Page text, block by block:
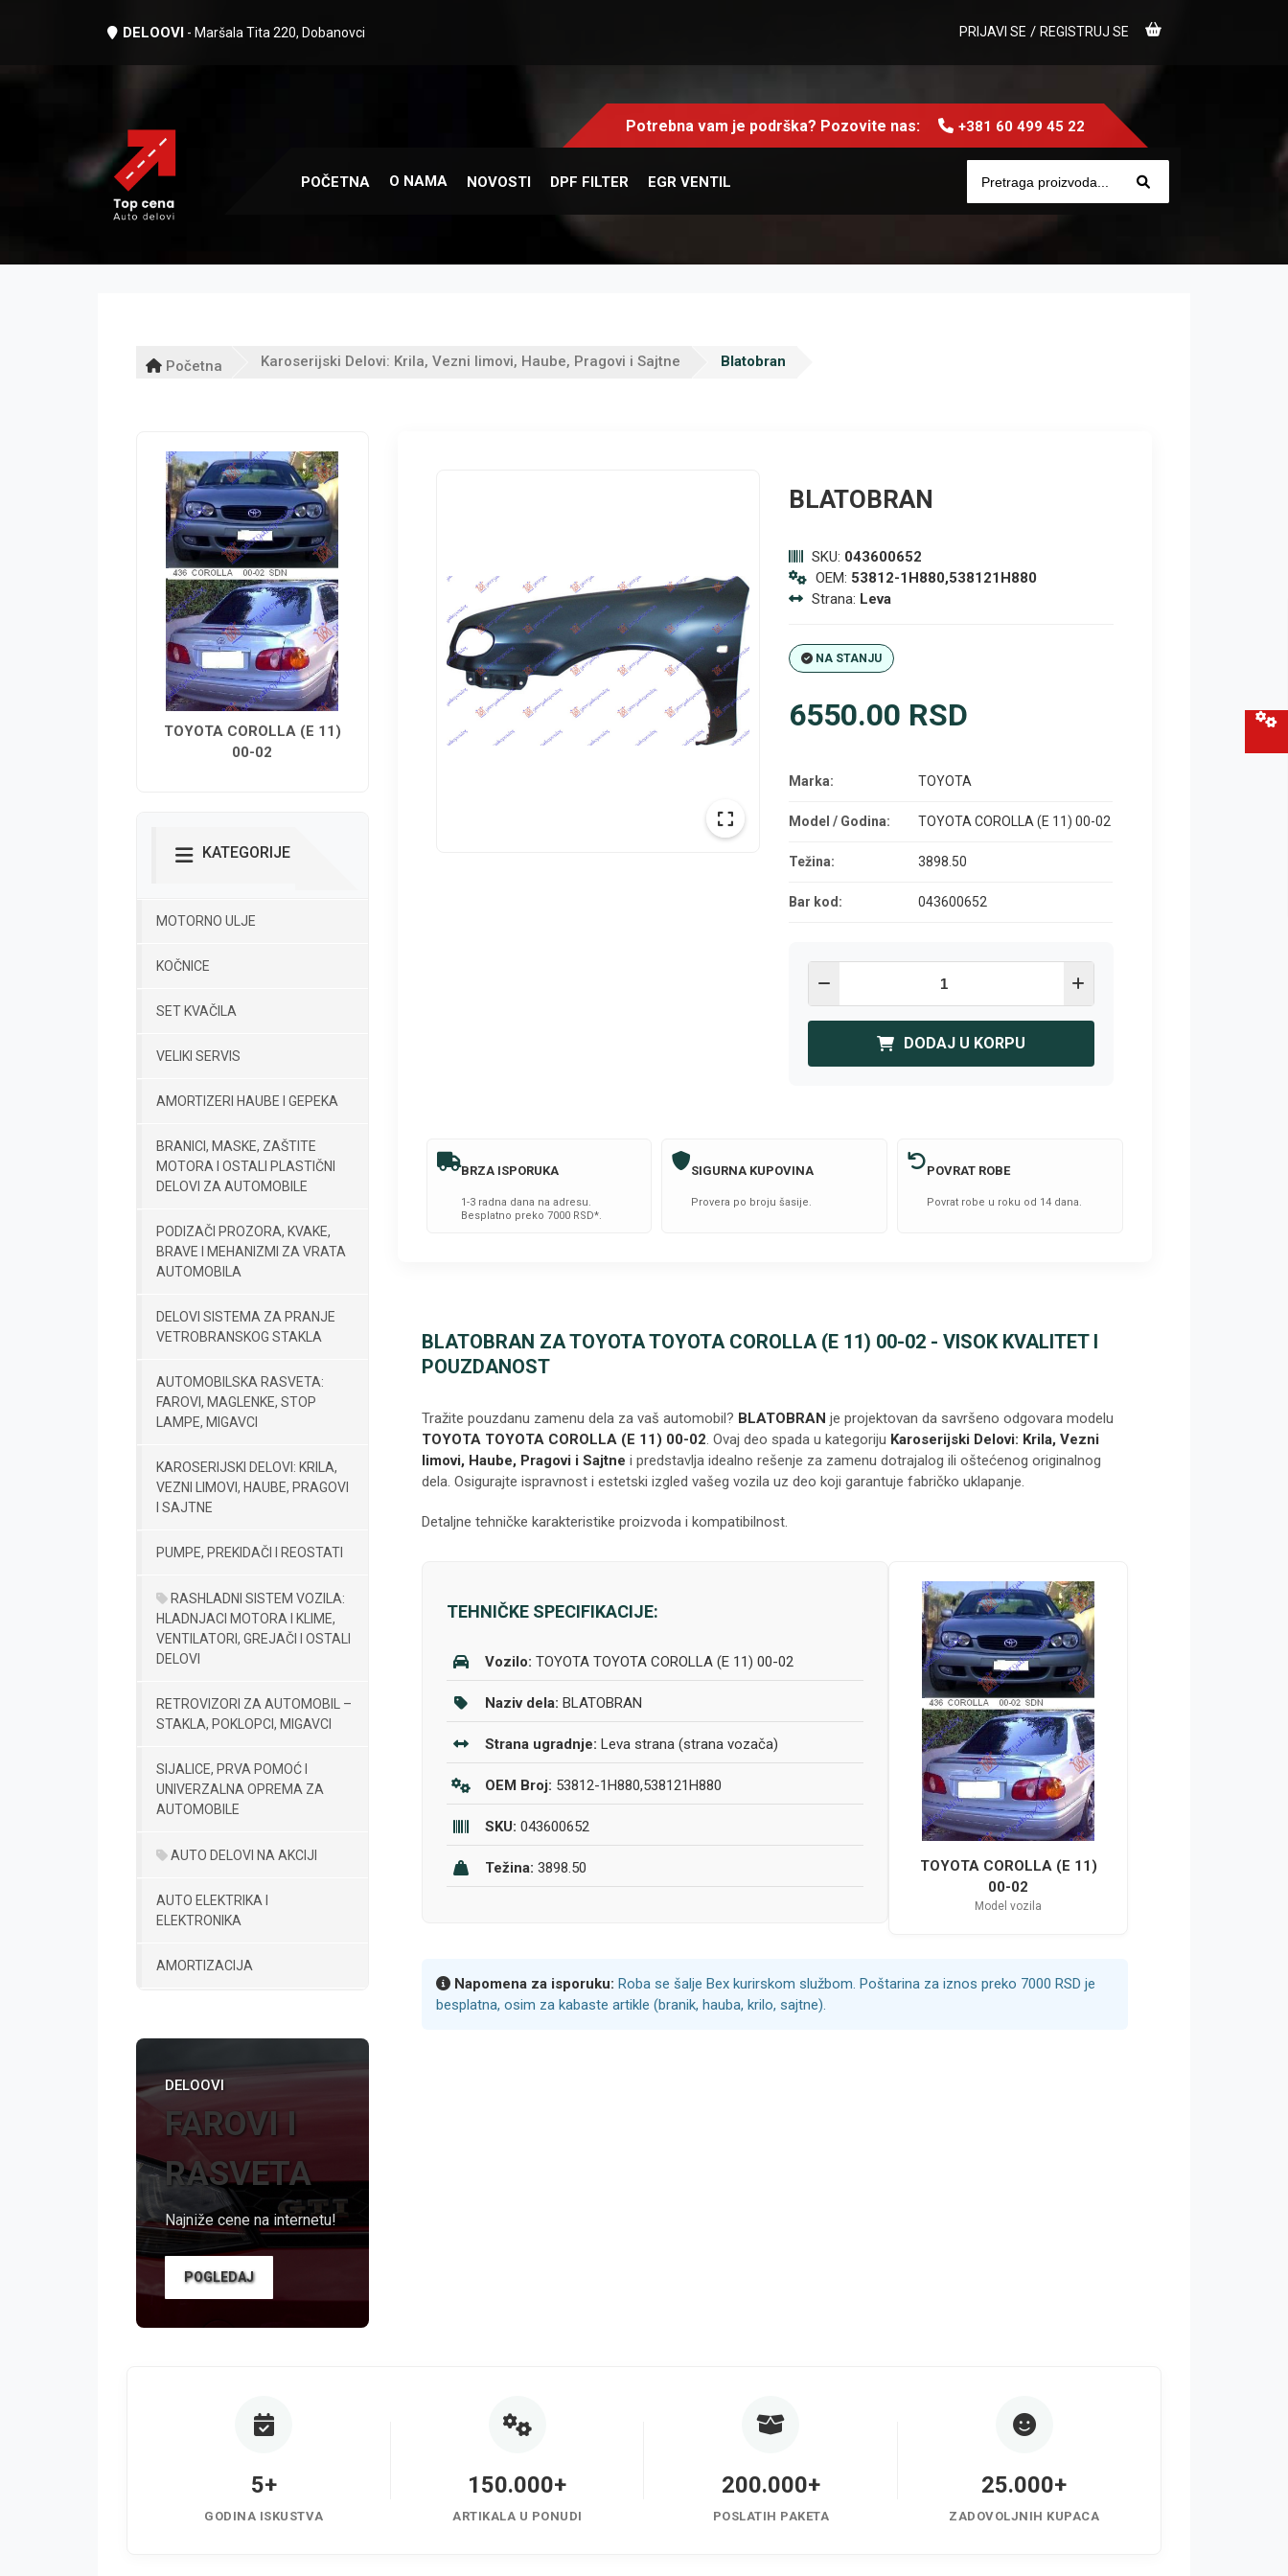
DELOOVI - Maršala Tita 220, Dobanovci PRIJAVI SE / REGISTRUJ SE
Potrebna vam je podrška? Pozovite nas: +381 60 499 45 22
POČETNA O NAMA NOVOSTI DPF FILTER EGR VENTIL
Početna Karoserijski Delovi: Krila, Vezni limovi, Haube, Pragovi i Sajtne Blatobran
TOYOTA COROLLA (E 11)
00-02
KATEGORIJE
MOTORNO ULJE
KOČNICE
SET KVAČILA
VELIKI SERVIS
AMORTIZERI HAUBE I GEPEKA
BRANICI, MASKE, ZAŠTITE
MOTORA I OSTALI PLASTIČNI
DELOVI ZA AUTOMOBILE
PODIZAČI PROZORA, KVAKE,
BRAVE I MEHANIZMI ZA VRATA
AUTOMOBILA
DELOVI SISTEMA ZA PRANJE
VETROBRANSKOG STAKLA
AUTOMOBILSKA RASVETA:
FAROVI, MAGLENKE, STOP
LAMPE, MIGAVCI
KAROSERIJSKI DELOVI: KRILA,
VEZNI LIMOVI, HAUBE, PRAGOVI
I SAJTNE
PUMPE, PREKIDAČI I REOSTATI
RASHLADNI SISTEM VOZILA:
HLADNJACI MOTORA I KLIME,
VENTILATORI, GREJAČI I OSTALI
DELOVI
RETROVIZORI ZA AUTOMOBIL –
STAKLA, POKLOPCI, MIGAVCI
SIJALICE, PRVA POMOĆ I
UNIVERZALNA OPREMA ZA
AUTOMOBILE
AUTO DELOVI NA AKCIJI
AUTO ELEKTRIKA I
ELEKTRONIKA
AMORTIZACIJA
DELOOVI
FAROVI I
RASVETA
Najniže cene na internetu!
POGLEDAJ
BLATOBRAN
SKU: 043600652
OEM: 53812-1H880,538121H880
Strana: Leva
NA STANJU
6550.00 RSD
Marka: TOYOTA
Model / Godina: TOYOTA COROLLA (E 11) 00-02
Težina: 3898.50
Bar kod: 043600652
DODAJ U KORPU
BRZA ISPORUKA
1-3 radna dana na adresu.
Besplatno preko 7000 RSD*.
SIGURNA KUPOVINA
Provera po broju šasije.
POVRAT ROBE
Povrat robe u roku od 14 dana.
BLATOBRAN ZA TOYOTA TOYOTA COROLLA (E 11) 00-02 - VISOK KVALITET I
POUZDANOST
Tražite pouzdanu zamenu dela za vaš automobil? BLATOBRAN je projektovan da savršeno odgovara modelu
TOYOTA TOYOTA COROLLA (E 11) 00-02. Ovaj deo spada u kategoriju Karoserijski Delovi: Krila, Vezni
limovi, Haube, Pragovi i Sajtne i predstavlja idealno rešenje za zamenu dotrajalog ili oštećenog originalnog
dela. Osigurajte ispravnost i estetski izgled vašeg vozila uz deo koji garantuje fabričko uklapanje.
Detaljne tehničke karakteristike proizvoda i kompatibilnost.
TEHNIČKE SPECIFIKACIJE:
Vozilo: TOYOTA TOYOTA COROLLA (E 11) 00-02
Naziv dela: BLATOBRAN
Strana ugradnje: Leva strana (strana vozača)
OEM Broj: 53812-1H880,538121H880
SKU: 043600652
Težina: 3898.50
TOYOTA COROLLA (E 11)
00-02
Model vozila
Napomena za isporuku: Roba se šalje Bex kurirskom službom. Poštarina za iznos preko 7000 RSD je
besplatna, osim za kabaste artikle (branik, hauba, krilo, sajtne).
5+
GODINA ISKUSTVA
150.000+
ARTIKALA U PONUDI
200.000+
POSLATIH PAKETA
25.000+
ZADOVOLJNIH KUPACA